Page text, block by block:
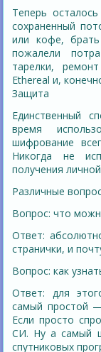
Теперь
сохраненный
или кофе,
пожалели
тарелки,
Ethereal и,
Защита
Единственный
время
шифрование
Никогда не
получения
Различные
Вопрос: что
Ответ:
странички, и
Вопрос: как
Ответ: для
самый простой
Если просто
СИ. Ну а самый
спутниковых